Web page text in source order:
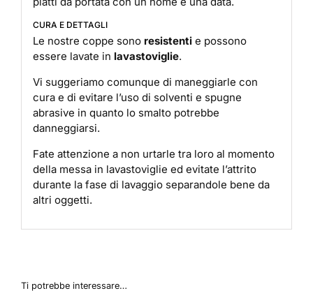
CURA E DETTAGLI
Le nostre coppe sono resistentie possono
essere lavate in lavastoviglie.
Vi suggeriamo comunque di maneggiarle con
cura e di evitare l’uso di solventi e spugne
abrasive in quanto lo smalto potrebbe
danneggiarsi.
Fate attenzione a non urtarle tra loro al momento
della messa in lavastoviglie ed evitate l’attrito
durante la fase di lavaggio separandole bene da
altri oggetti.
Ti potrebbe interessare…